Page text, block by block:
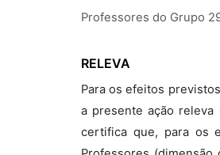
Professores do Grupo
RELEVA
Para os efeitos
a presente ação
certifica que, para os